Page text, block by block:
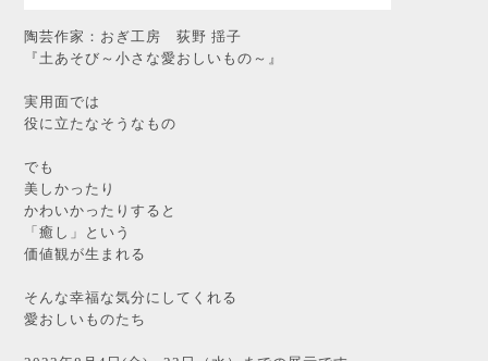
陶芸作家：おぎ工房 荻野 揺子
『土あそび～小さな愛おしいもの～』
実用面では
役に立たなそうなもの
でも
美しかったり
かわいかったりすると
「癒し」という
価値観が生まれる
そんな幸福な気分にしてくれる
愛おしいものたち